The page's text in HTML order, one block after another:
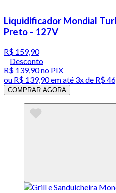
Liquidificador Mondial
Preto - 127V
R$ 159,90
Desconto
R$ 139,90no PIX
ou R$ 139,90em até 3x de R$
COMPRAR AGORA